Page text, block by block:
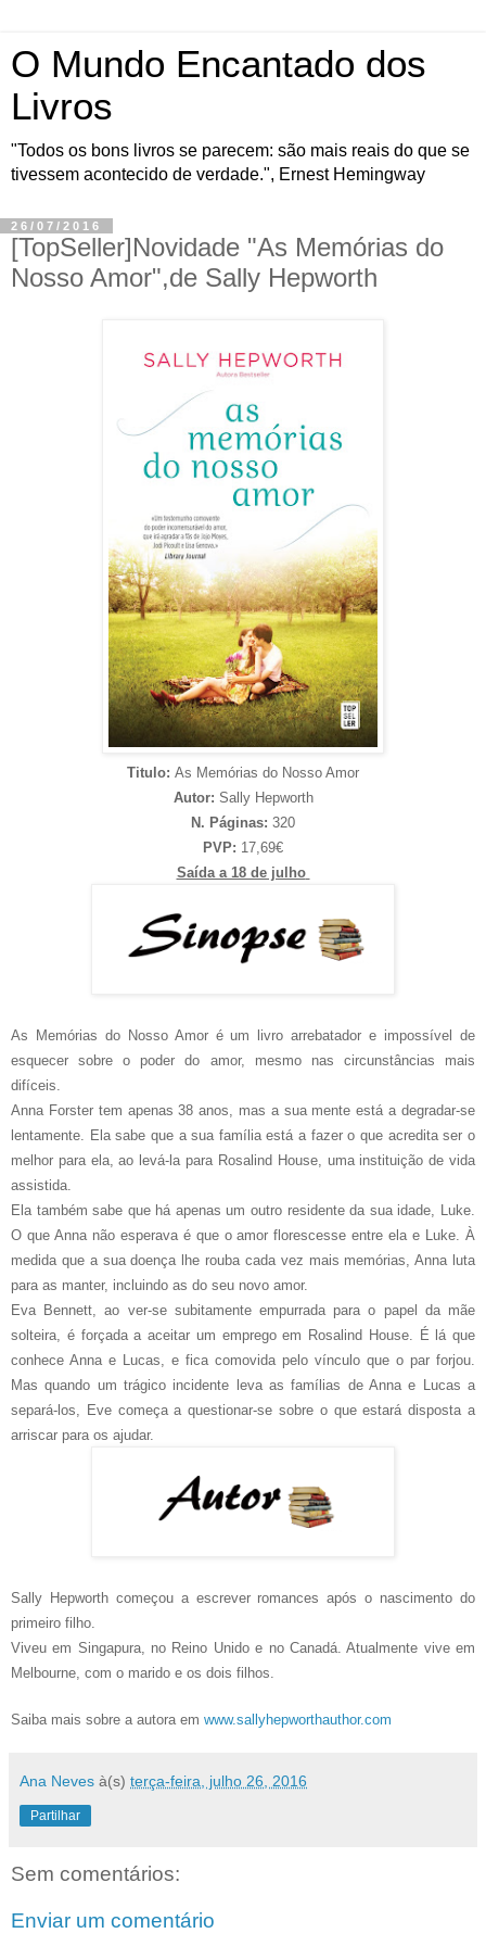
O Mundo Encantado dos
Livros
"Todos os bons livros se parecem: são mais reais do que se
tivessem acontecido de verdade.", Ernest Hemingway
26/07/2016
[TopSeller]Novidade "As Memórias do
Nosso Amor",de Sally Hepworth
Titulo: As Memórias do Nosso Amor
Autor: Sally Hepworth
N. Páginas: 320
PVP: 17,69€
Saída a 18 de julho
As Memórias do Nosso Amor é um livro arrebatador e impossível de
esquecer sobre o poder do amor, mesmo nas circunstâncias mais
difíceis.
Anna Forster tem apenas 38 anos, mas a sua mente está a degradar-se
lentamente. Ela sabe que a sua família está a fazer o que acredita ser o
melhor para ela, ao levá-la para Rosalind House, uma instituição de vida
assistida.
Ela também sabe que há apenas um outro residente da sua idade, Luke.
O que Anna não esperava é que o amor florescesse entre ela e Luke. À
medida que a sua doença lhe rouba cada vez mais memórias, Anna luta
para as manter, incluindo as do seu novo amor.
Eva Bennett, ao ver-se subitamente empurrada para o papel da mãe
solteira, é forçada a aceitar um emprego em Rosalind House. É lá que
conhece Anna e Lucas, e fica comovida pelo vínculo que o par forjou.
Mas quando um trágico incidente leva as famílias de Anna e Lucas a
separá-los, Eve começa a questionar-se sobre o que estará disposta a
arriscar para os ajudar.
Sally Hepworth começou a escrever romances após o nascimento do
primeiro filho.
Viveu em Singapura, no Reino Unido e no Canadá. Atualmente vive em
Melbourne, com o marido e os dois filhos.
Saiba mais sobre a autora em www.sallyhepworthauthor.com
Ana Neves à(s) terça-feira, julho 26, 2016
Partilhar
Sem comentários:
Enviar um comentário